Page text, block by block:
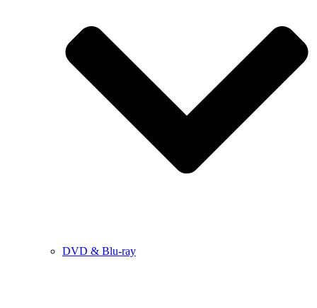
DVD & Blu-ray